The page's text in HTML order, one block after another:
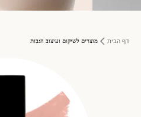
דף הבית מוצרים לשיקום ועיצוב הגבות